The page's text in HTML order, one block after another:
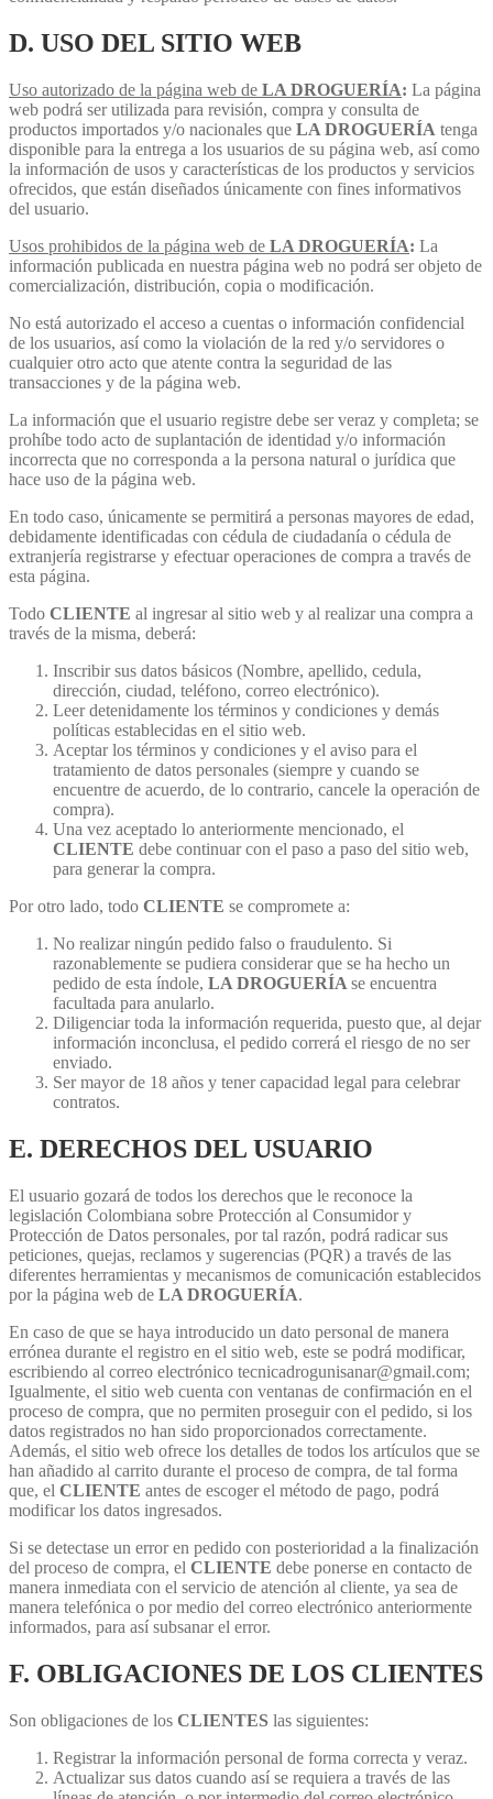
D. USO DEL SITIO WEB
Uso autorizado de la página web de LA DROGUERÍA: La página
web podrá ser utilizada para revisión, compra y consulta de
productos importados y/o nacionales que LA DROGUERÍA tenga
disponible para la entrega a los usuarios de su página web, así como
la información de usos y características de los productos y servicios
ofrecidos, que están diseñados únicamente con fines informativos
del usuario.
Usos prohibidos de la página web de LA DROGUERÍA: La
información publicada en nuestra página web no podrá ser objeto de
comercialización, distribución, copia o modificación.
No está autorizado el acceso a cuentas o información confidencial
de los usuarios, así como la violación de la red y/o servidores o
cualquier otro acto que atente contra la seguridad de las
transacciones y de la página web.
La información que el usuario registre debe ser veraz y completa; se
prohíbe todo acto de suplantación de identidad y/o información
incorrecta que no corresponda a la persona natural o jurídica que
hace uso de la página web.
En todo caso, únicamente se permitirá a personas mayores de edad,
debidamente identificadas con cédula de ciudadanía o cédula de
extranjería registrarse y efectuar operaciones de compra a través de
esta página.
Todo CLIENTE al ingresar al sitio web y al realizar una compra a
través de la misma, deberá:
Inscribir sus datos básicos (Nombre, apellido, cedula,
dirección, ciudad, teléfono, correo electrónico).
Leer detenidamente los términos y condiciones y demás
políticas establecidas en el sitio web.
Aceptar los términos y condiciones y el aviso para el
tratamiento de datos personales (siempre y cuando se
encuentre de acuerdo, de lo contrario, cancele la operación de
compra).
Una vez aceptado lo anteriormente mencionado, el
CLIENTE debe continuar con el paso a paso del sitio web,
para generar la compra.
Por otro lado, todo CLIENTE se compromete a:
No realizar ningún pedido falso o fraudulento. Si
razonablemente se pudiera considerar que se ha hecho un
pedido de esta índole, LA DROGUERÍA se encuentra
facultada para anularlo.
Diligenciar toda la información requerida, puesto que, al dejar
información inconclusa, el pedido correrá el riesgo de no ser
enviado.
Ser mayor de 18 años y tener capacidad legal para celebrar
contratos.
E. DERECHOS DEL USUARIO
El usuario gozará de todos los derechos que le reconoce la
legislación Colombiana sobre Protección al Consumidor y
Protección de Datos personales, por tal razón, podrá radicar sus
peticiones, quejas, reclamos y sugerencias (PQR) a través de las
diferentes herramientas y mecanismos de comunicación establecidos
por la página web de LA DROGUERÍA.
En caso de que se haya introducido un dato personal de manera
errónea durante el registro en el sitio web, este se podrá modificar,
escribiendo al correo electrónico tecnicadrogunisanar@gmail.com;
Igualmente, el sitio web cuenta con ventanas de confirmación en el
proceso de compra, que no permiten proseguir con el pedido, si los
datos registrados no han sido proporcionados correctamente.
Además, el sitio web ofrece los detalles de todos los artículos que se
han añadido al carrito durante el proceso de compra, de tal forma
que, el CLIENTE antes de escoger el método de pago, podrá
modificar los datos ingresados.
Si se detectase un error en pedido con posterioridad a la finalización
del proceso de compra, el CLIENTE debe ponerse en contacto de
manera inmediata con el servicio de atención al cliente, ya sea de
manera telefónica o por medio del correo electrónico anteriormente
informados, para así subsanar el error.
F. OBLIGACIONES DE LOS CLIENTES
Son obligaciones de los CLIENTES las siguientes:
Registrar la información personal de forma correcta y veraz.
Actualizar sus datos cuando así se requiera a través de las